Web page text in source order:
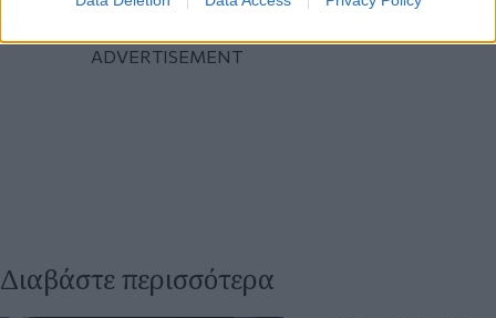
Διαβάστε περισσότερα